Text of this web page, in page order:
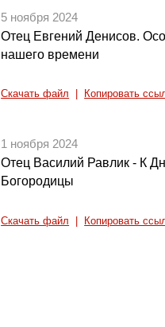
5 ноября 2024
Отец Евгений Денисов.
нашего времени
Скачать файл Копировать
1 ноября 2024
Отец Василий Равлик - К
Богородицы
Скачать файл Копировать